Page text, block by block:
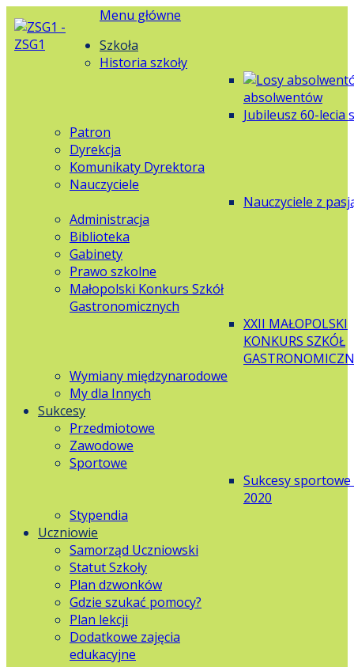
Menu główne
Szkoła
Historia szkoły
absolwentów
Jubileusz 60-lecia
Patron
Dyrekcja
Komunikaty Dyrektora
Nauczyciele
Nauczyciele z
Administracja
Biblioteka
Gabinety
Prawo szkolne
Małopolski Konkurs Szkół
Gastronomicznych
XXII MAŁOPOLSKI
KONKURS SZKÓŁ
Wymiany międzynarodowe
My dla Innych
Sukcesy
Przedmiotowe
Zawodowe
Sportowe
Sukcesy sportowe
2020
Stypendia
Uczniowie
Samorząd Uczniowski
Statut Szkoły
Plan dzwonków
Gdzie szukać pomocy?
Plan lekcji
Dodatkowe zajęcia
edukacyjne